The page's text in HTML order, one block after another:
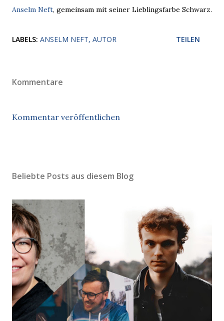
Anselm Neft, gemeinsam mit seiner Lieblingsfarbe Schwarz.
LABELS: ANSELM NEFT AUTOR TEILEN
Kommentare
Kommentar veröffentlichen
Beliebte Posts aus diesem Blog